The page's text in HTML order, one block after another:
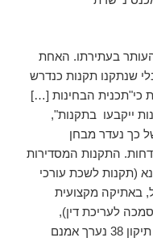
בעתירתו. האחת
שנתקנו תקנות כנדרש
קובע כעת כי"תכנית הבחינות […]
ייקבעו בתקנות",
כך נעדר מבחן
התקנות המסדירות
(תקנות לשכת עורכי
באתיקה מקצועית
לעריכת דין),
תשכ"ג-1962). תיקון לתקנות בעקבות תיקון 38 נערך אמנם